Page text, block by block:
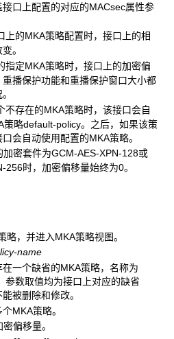
口上配置的对应的MACsec属性参
的MKA策略配置时，接口上的相
。
定MKA策略时，接口上的加密偏
播保护功能和重播保护窗口大小都
存在的MKA策略时，该接口会自
策略default-policy。之后，如果该策
会自动使用配置的MKA策略。
密套件为GCM-AES-XPN-128或
256时，加密偏移量始终为0。
，并进入MKA策略视图。
name
一个缺省的MKA策略，名称为
参数取值均为接口上对应的缺省
被删除和修改。
MKA策略。
偏移量。